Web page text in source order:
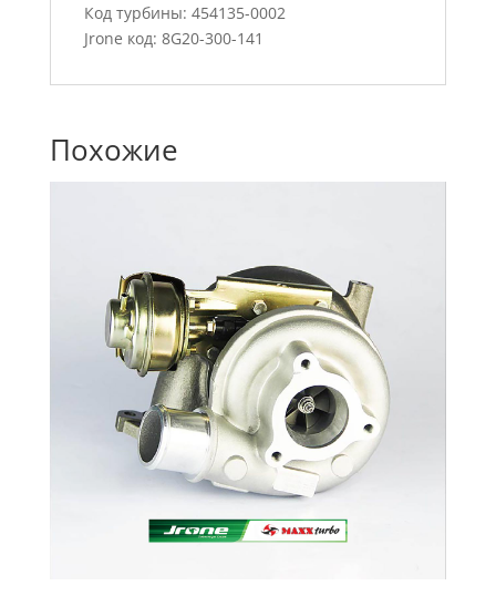
Код турбины: 454135-0002
Jrone код: 8G20-300-141
Похожие